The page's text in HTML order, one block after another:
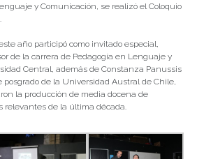
y Comunicación, se realizó el Coloquio
año participó como invitado especial,
de la carrera de Pedagogía en Lenguaje y
Central, además de Constanza Panussis
posgrado de la Universidad Austral de Chile,
la producción de media docena de
relevantes de la última década.